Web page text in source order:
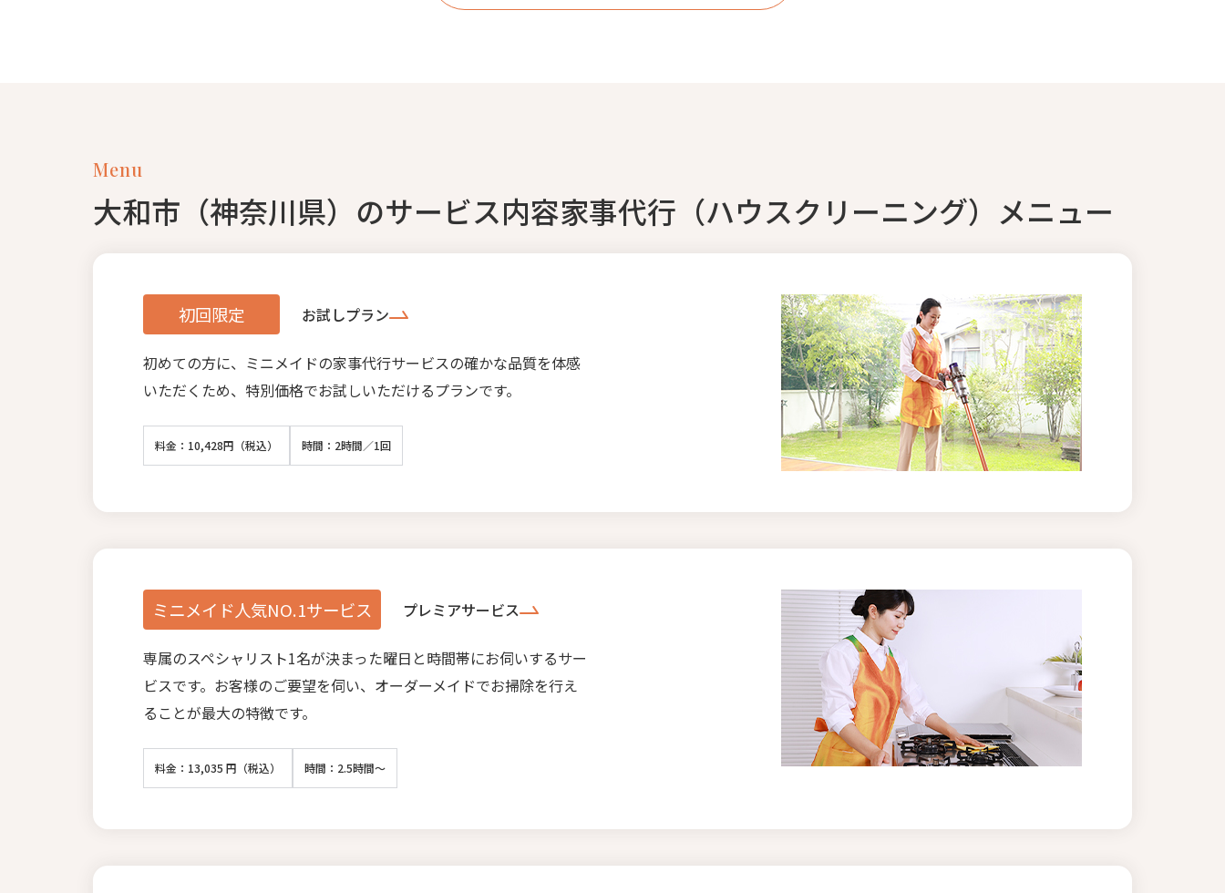
Menu
大和市（神奈川県）のサービス内容家事代行（ハウスクリーニング）メニュー
初回限定 お試しプラン
初めての方に、ミニメイドの家事代行サービスの確かな品質を体感
いただくため、特別価格でお試しいただけるプランです。
料金：10,428円（税込） 時間：2時間／1回
ミニメイド人気NO.1サービス プレミアサービス
専属のスペシャリスト1名が決まった曜日と時間帯にお伺いするサー
ビスです。お客様のご要望を伺い、オーダーメイドでお掃除を行え
ることが最大の特徴です。
料金：13,035 円（税込） 時間：2.5時間～